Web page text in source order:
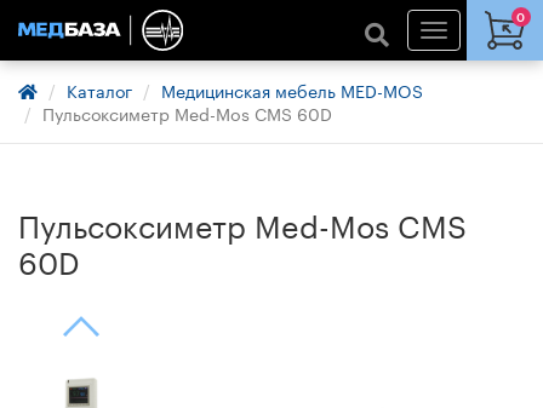
0
Каталог
Медицинская мебель MED-MOS
Пульсоксиметр Med-Mos CMS 60D
Пульсоксиметр Med-Mos CMS
60D